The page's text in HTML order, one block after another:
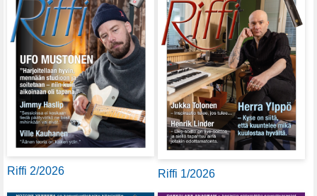
Riffi 2/2026 Riffi 1/2026